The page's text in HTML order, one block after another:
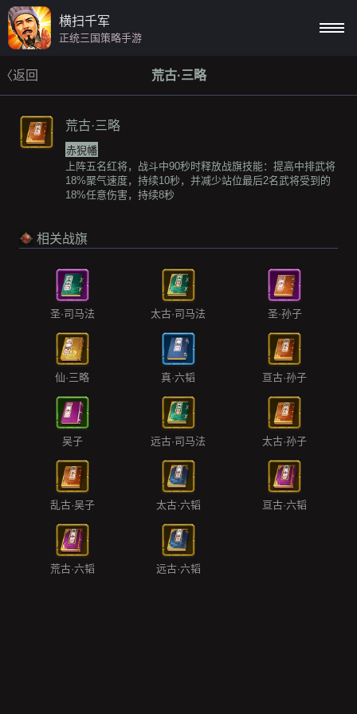
横扫千军
正统三国策略手游
〈返回 荒古·三略
荒古·三略
赤猊幡
上阵五名红将，战斗中90秒时释放战旗技能：提高中排武将
18%聚气速度，持续10秒，并减少站位最后2名武将受到的
18%任意伤害，持续8秒
相关战旗
圣·司马法 太古·司马法 圣·孙子
仙·三略 真·六韬 亘古·孙子
吴子 远古·司马法 太古·孙子
乱古·吴子 太古·六韬 亘古·六韬
荒古·六韬 远古·六韬